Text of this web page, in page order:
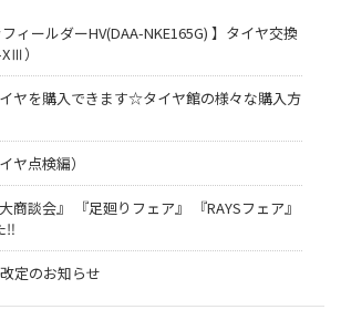
フィールダーHV(DAA-NKE165G) 】タイヤ交換
）
ヤを購入できます☆タイヤ館の様々な購入方
ヤ点検編）
商談会』 『足廻りフェア』 『RAYSフェア』
‼
定のお知らせ